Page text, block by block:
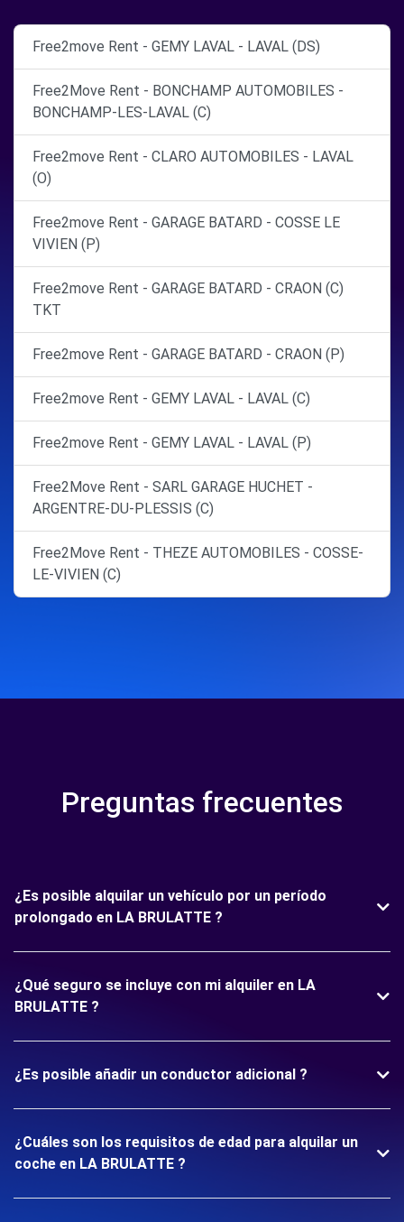
Free2move Rent - GEMY LAVAL - LAVAL (DS)
Free2Move Rent - BONCHAMP AUTOMOBILES -
BONCHAMP-LES-LAVAL (C)
Free2move Rent - CLARO AUTOMOBILES - LAVAL
(O)
Free2move Rent - GARAGE BATARD - COSSE LE
VIVIEN (P)
Free2move Rent - GARAGE BATARD - CRAON (C)
TKT
Free2move Rent - GARAGE BATARD - CRAON (P)
Free2move Rent - GEMY LAVAL - LAVAL (C)
Free2move Rent - GEMY LAVAL - LAVAL (P)
Free2Move Rent - SARL GARAGE HUCHET -
ARGENTRE-DU-PLESSIS (C)
Free2Move Rent - THEZE AUTOMOBILES - COSSE-
LE-VIVIEN (C)
Preguntas frecuentes
¿Es posible alquilar un vehículo por un período
prolongado en LA BRULATTE ?
¿Qué seguro se incluye con mi alquiler en LA
BRULATTE ?
¿Es posible añadir un conductor adicional ?
¿Cuáles son los requisitos de edad para alquilar un
coche en LA BRULATTE ?